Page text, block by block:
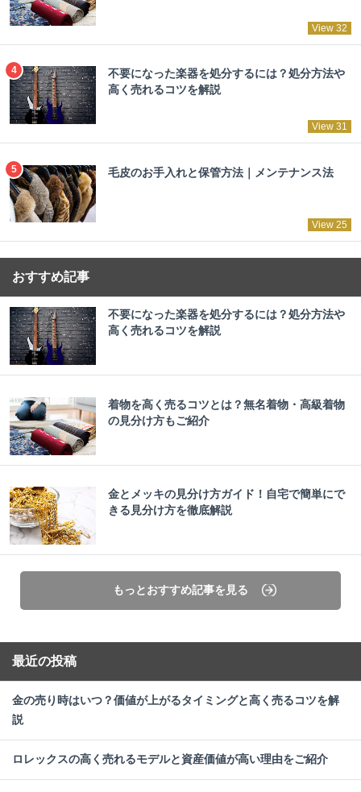
View 32
不要になった楽器を処分するには？処分方法や
高く売れるコツを解説
View 31
毛皮のお手入れと保管方法｜メンテナンス法
View 25
おすすめ記事
不要になった楽器を処分するには？処分方法や
高く売れるコツを解説
着物を高く売るコツとは？無名着物・高級着物
の見分け方もご紹介
金とメッキの見分け方ガイド！自宅で簡単にで
きる見分け方を徹底解説
もっとおすすめ記事を見る
最近の投稿
金の売り時はいつ？価値が上がるタイミングと高く売るコツを解
説
ロレックスの高く売れるモデルと資産価値が高い理由をご紹介